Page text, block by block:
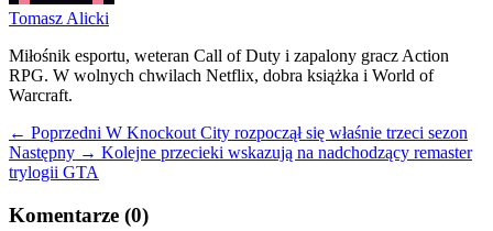
Tomasz Alicki
Miłośnik esportu, weteran Call of Duty i zapalony gracz Action
RPG. W wolnych chwilach Netflix, dobra książka i World of
Warcraft.
← Poprzedni W Knockout City rozpoczął się właśnie trzeci sezon
Następny → Kolejne przecieki wskazują na nadchodzący remaster
trylogii GTA
Komentarze (0)